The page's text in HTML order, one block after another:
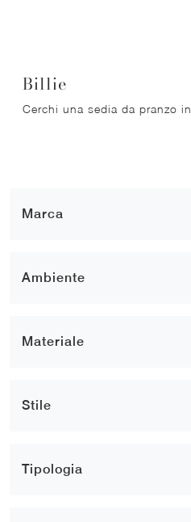
Marca
Ambiente
Materiale
Stile
Tipologia
Billie